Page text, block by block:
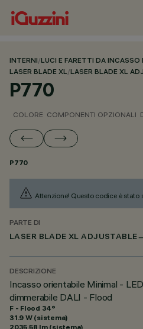
INTERNI/LUCI E FARETTI DA
LASER BLADE XL/LASER BLADE XL
P770
COLORE COMPONENTI OPZIONALI
P770
Attenzione! Questo codice è stato
PARTE DI
LASER BLADE XL ADJUSTABLE
DESCRIZIONE
Incasso orientabile Minimal -
dimmerabile DALI - Flood
F - Flood 34°
31.9 W (sistema)
2035.58 lm (sistema)